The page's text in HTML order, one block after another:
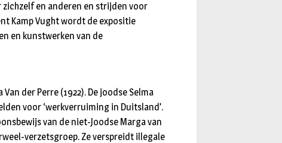
en anderen en strijden voor
Kamp Vught wordt de expositie
en kunstwerken van de
Van der Perre (1922). De joodse Selma
voor ‘werkverruiming in Duitsland’.
van de niet-Joodse Marga van
verzetsgroep. Ze verspreidt illegale